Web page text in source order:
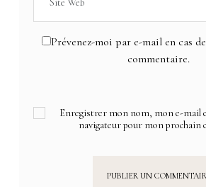
Prévenez-moi par e-mail en cas
commentaire.
Enregistrer mon nom, mon e-mail
navigateur pour mon prochain